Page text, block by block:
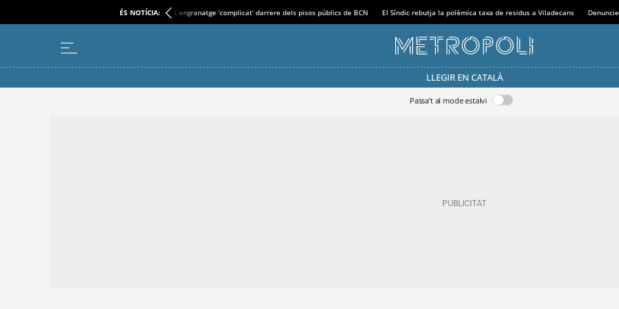
ÉS NOTÍCIA: L'engranatge ‘complicat’ darrere dels pisos públics de BCN El Síndic rebutja la polèmica taxa de residus a Viladecans
LLEGIR EN CATALÀ
Passa’t al mode estalvi